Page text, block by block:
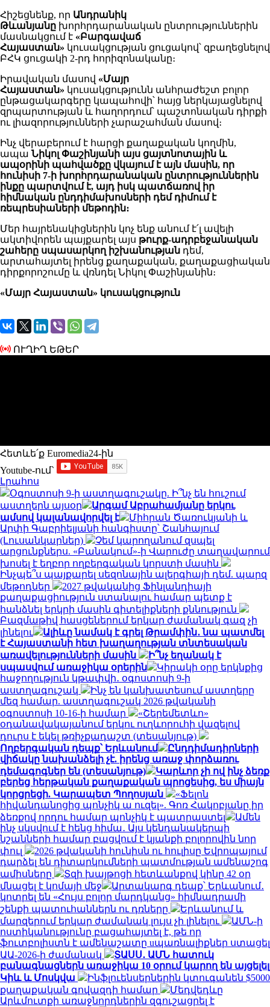
Հիշեցնենք, որ Անդրանիկ
Թևանյանը խորհրդարանական ընտրություններին
մասնակցում է «Բարգավաճ
Հայաստան» կուսակցության ցուցակով՝ զբաղեցնելով
ԲՀԿ ցուցակի 2-րդ հորիզոնականը։
Իրավական մասով «Մայր
Հայաստան» կուսակցությունն անհրաժեշտ բոլոր
ընթացակարգերը կապահովի՝ հայց ներկայացնելով
զրպարտության և հաղորդում՝ պաշտոնական դիրքի
ու լիազորությունների չարաշահման մասով։
Ինչ վերաբերում է հարցի քաղաքական կողմին,
ապա Նիկոլ Փաշինյանի այս ցայտնոտային և
ապօրինի պահվածքը վկայում է այն մասին, որ
հունիսի 7-ի խորհրդարանական ընտրություններին
ինքը պարտվում է, այդ իսկ պատճառով իր
հիմնական ընդդիմախոսների դեմ դիմում է
ռեպրեսիաների մեթոդին։
Մեր հայրենակիցներին կոչ ենք անում է՛լ ավելի
ակտիվորեն պայքարել այս թուրք-ադրբեջանական
շահերը սպասարկող իշխանության դեմ,
արտահայտել իրենց քաղաքական, քաղաքացիական
դիրքորոշումը և վռնդել Նիկոլ Փաշինյանին։
«Մայր Հայաստան» կուսակցություն
ՈՒՂԻՂ ԵԹԵՐ
Հետևե՛ք Euromedia24-ին
Youtube-ում`
Լրահոս
Օգոստոսի 9-ի աստղագուշակը. Ի՞նչ են հուշում
աստղերն այսօր
Արգամ Աբրահամյանը երկու
ամսով կալանավորվել է
Միհրան Ծառուկյանի և
Արփի Գաբրիելյանի հանգիստը՝ Շանհայում
(Լուսանկարներ)
Չեմ կարողանում զսպել
արցունքներս. «Բանակում»-ի Վարուժը տաղավարում
խոսել է եղբոր ողբերգական կորստի մասին
Ինչպե՞ս պայքարել սեզոնային ալերգիայի դեմ. պարզ
մեթոդներ
2027 թվականից Ֆինլանդիայի
քաղաքացիություն ստանալու համար պետք է
հանձնել երկրի մասին գիտելիքների քննություն
Բազմաթիվ հասցեներում երկար ժամանակ գազ չի
լինելու
Ալիևը նամակ է գրել Թրամփին․ նա պատմել
է Հայաստանի հետ խաղաղության տնտեսական
առավելությունների մասին
Ի՞նչ եղանակ է
սպասվում առաջիկա օրերին
Կիրակի օրը երկնքից
հաջողություն կթափվի․ օգոստոսի 9-ի
աստղագուշակ
Ինչ են կանխատեսում աստղերը
մեզ համար. աստղագուշակ 2026 թվականի
օգոստոսի 10-16-ի համար
«Շերեմետևո»
օդանավակայանում երկու ուղևորուհի վազելով
դուրս է եկել թռիչքադաշտ (տեսանյութ)
Ողբերգական դեպք՝ Երևանում
Ընդդիմադիրների
վիճակը նախանձելի չէ. իրենց առաջ փորձառու
դեմագոգներ են (տեսանյութ)
Կարևոր չի ով ինչ ձեռք
բերեց հերթական քաղաքական պրոցեսից, ես միայն
կորցրեցի. Կարապետ Պողոսյան
«Ֆելոն
հիվանդանոցից պոնչիկ ա ուզել». Գոռ Հակոբյանը իր
ձեռքով որդու համար պոնչիկ է պատրաստել
Ամեն
ինչ սկսվում է հենց հիմա․ Այս կենդանակերպի
նշանների համար բացվում է կյանքի բոլորովին նոր
փուլ
2026 թվականի հունիսն ու հուլիսը Եվրոպայում
դարձել են դիտարկումների պատմության ամենաշոգ
ամիսները
Տզի խայթոցի հետևանքով կինը 42 օր
մնացել է կոմայի մեջ
Արտակարգ դեպք՝ Երևանում․
կոտրել են «Հույս բոլոր մարդկանց» հիմնադրամի
շենքի պատուհաններն ու դռները
Երևանում և
մարզերում երկար ժամանակ լույս չի լինելու
ԱՄՆ-ի
ոստիկանությունը բացահայտել է, թե որ
ֆուտբոլիստն է ամենաշատը uպառնալիքներ ստացել
ԱԱ-2026-ի ժամանակ
ՏԱՍՍ․ ԱՄՆ հատուկ
բանագնացներն առաջիկա 10 օրում կարող են այցելել
Կիև և Մոսկվա
Ինֆլուենսերներին կտուգանեն $5000
քաղաքական գովազդի համար
Մեդվեդևը
Արևմուտքի առաջնորդներին զգուշացրել է